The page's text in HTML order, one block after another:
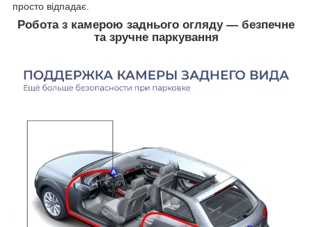
просто відпадає.
Робота з камерою заднього огляду — безпечне
та зручне паркування